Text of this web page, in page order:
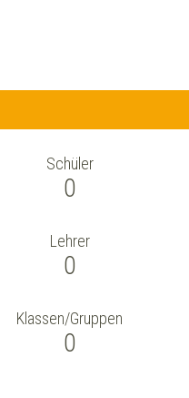
Schüler
0
Lehrer
0
Klassen/Gruppen
0